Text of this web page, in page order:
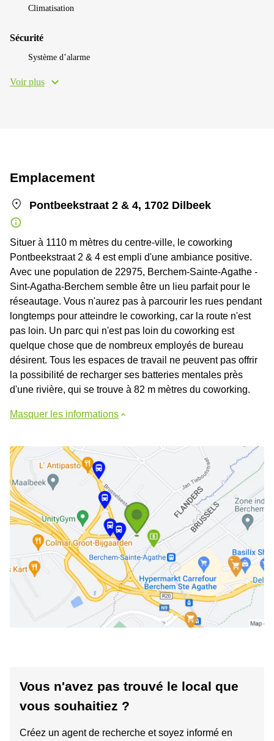
Climatisation
Sécurité
Système d’alarme
Voir plus
Emplacement
Pontbeekstraat 2 & 4, 1702 Dilbeek
Situer à 1110 m mètres du centre-ville, le coworking
Pontbeekstraat 2 & 4 est empli d'une ambiance positive.
Avec une population de 22975, Berchem-Sainte-Agathe -
Sint-Agatha-Berchem semble être un lieu parfait pour le
réseautage. Vous n'aurez pas à parcourir les rues pendant
longtemps pour atteindre le coworking, car la route n'est
pas loin. Un parc qui n'est pas loin du coworking est
quelque chose que de nombreux employés de bureau
désirent. Tous les espaces de travail ne peuvent pas offrir
la possibilité de recharger ses batteries mentales près
d'une rivière, qui se trouve à 82 m mètres du coworking.
Masquer les informations
Vous n'avez pas trouvé le local que
vous souhaitiez ?
Créez un agent de recherche et soyez informé en